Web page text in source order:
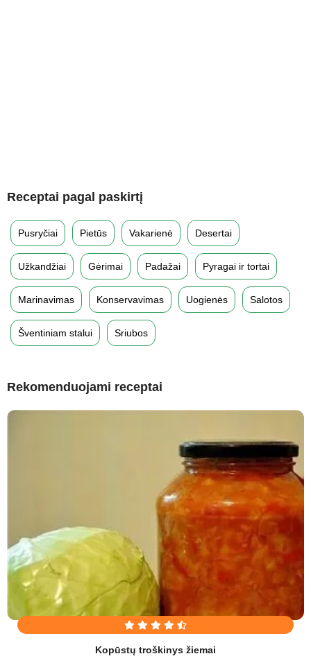
Receptai pagal paskirtį
Pusryčiai Pietūs Vakarienė Desertai
Užkandžiai Gėrimai Padažai Pyragai ir tortai
Marinavimas Konservavimas Uogienės Salotos
Šventiniam stalui Sriubos
Rekomenduojami receptai
Kopūstų troškinys žiemai